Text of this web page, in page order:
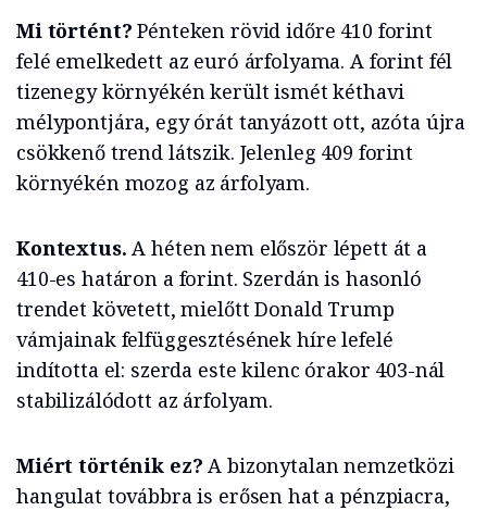
Mi történt? Pénteken rövid időre 410 forint
felé emelkedett az euró árfolyama. A forint fél
tizenegy környékén került ismét kéthavi
mélypontjára, egy órát tanyázott ott, azóta újra
csökkenő trend látszik. Jelenleg 409 forint
környékén mozog az árfolyam.
Kontextus. A héten nem először lépett át a
410-es határon a forint. Szerdán is hasonló
trendet követett, mielőtt Donald Trump
vámjainak felfüggesztésének híre lefelé
indította el: szerda este kilenc órakor 403-nál
stabilizálódott az árfolyam.
Miért történik ez?A bizonytalan nemzetközi
hangulat továbbra is erősen hat a pénzpiacra,